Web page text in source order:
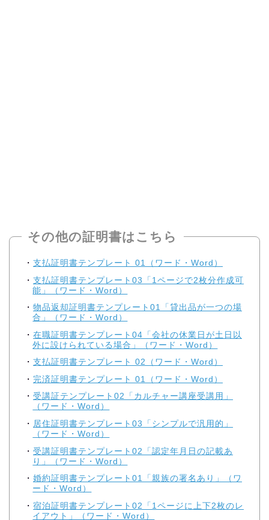
その他の証明書はこちら
支払証明書テンプレート 01（ワード・Word）
支払証明書テンプレート03「1ページで2枚分作成可
能」（ワード・Word）
物品返却証明書テンプレート01「貸出品が一つの場
合」（ワード・Word）
在職証明書テンプレート04「会社の休業日が土日以
外に設けられている場合」（ワード・Word）
支払証明書テンプレート 02（ワード・Word）
完済証明書テンプレート 01（ワード・Word）
受講証テンプレート02「カルチャー講座受講用」
（ワード・Word）
居住証明書テンプレート03「シンプルで汎用的」
（ワード・Word）
受講証明書テンプレート02「認定年月日の記載あ
り」（ワード・Word）
婚約証明書テンプレート01「親族の署名あり」（ワ
ード・Word）
宿泊証明書テンプレート02「1ページに上下2枚のレ
イアウト」（ワード・Word）